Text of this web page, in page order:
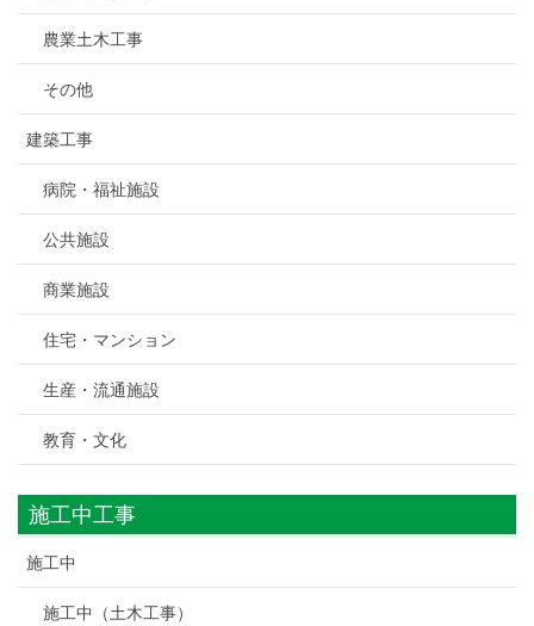
農業土木工事
その他
建築工事
病院・福祉施設
公共施設
商業施設
住宅・マンション
生産・流通施設
教育・文化
施工中工事
施工中
施工中（土木工事）